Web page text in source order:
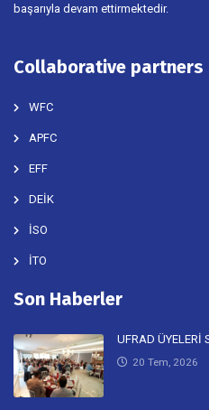
başarıyla devam ettirmektedir.
Collaborative partners
WFC
APFC
EFF
DEİK
İSO
İTO
Son Haberler
UFRAD ÜYELERİ
20 Tem, 2026